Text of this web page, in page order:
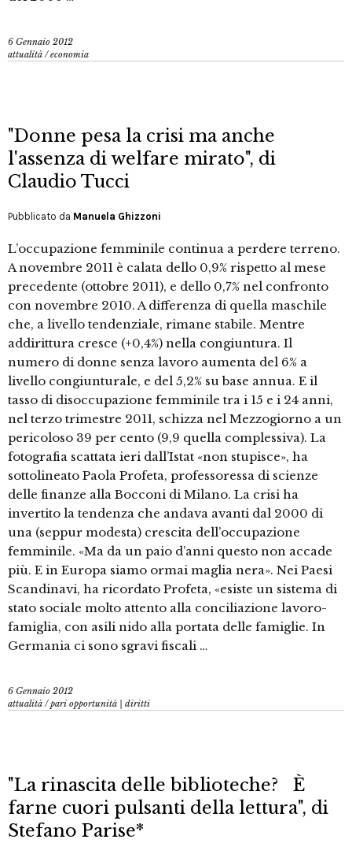
6 Gennaio 2012
attualità /economia
"Donne pesa la crisi ma anche
l'assenza di welfare mirato", di
Claudio Tucci
Pubblicato da Manuela Ghizzoni
L’occupazione femminile continua a perdere terreno.
A novembre 2011 è calata dello 0,9% rispetto al mese
precedente (ottobre 2011), e dello 0,7% nel confronto
con novembre 2010. A differenza di quella maschile
che, a livello tendenziale, rimane stabile. Mentre
addirittura cresce (+0,4%) nella congiuntura. Il
numero di donne senza lavoro aumenta del 6% a
livello congiunturale, e del 5,2% su base annua. E il
tasso di disoccupazione femminile tra i 15 e i 24 anni,
nel terzo trimestre 2011, schizza nel Mezzogiorno a un
pericoloso 39 per cento (9,9 quella complessiva). La
fotografia scattata ieri dall’Istat «non stupisce», ha
sottolineato Paola Profeta, professoressa di scienze
delle finanze alla Bocconi di Milano. La crisi ha
invertito la tendenza che andava avanti dal 2000 di
una (seppur modesta) crescita dell’occupazione
femminile. «Ma da un paio d’anni questo non accade
più. E in Europa siamo ormai maglia nera». Nei Paesi
Scandinavi, ha ricordato Profeta, «esiste un sistema di
stato sociale molto attento alla conciliazione lavoro-
famiglia, con asili nido alla portata delle famiglie. In
Germania ci sono sgravi fiscali …
6 Gennaio 2012
attualità /pari opportunità | diritti
"La rinascita delle biblioteche? È
farne cuori pulsanti della lettura", di
Stefano Parise*